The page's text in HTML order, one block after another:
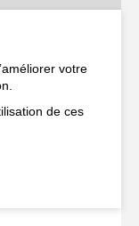
SPECTACLE
votre
de ces